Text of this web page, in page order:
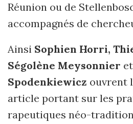
Réunion ou de
accompagnés de
Ainsi Sophien Horri,
Ségolène Meysonnier et
Spodenkiewicz ouvrent
article portant sur les
rapeutiques néo-